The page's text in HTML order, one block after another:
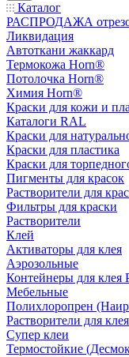
Каталог
РАСПРОДАЖА
Ликвидация
Автоткани жаккард
Термокожа Horn®
Потолочка Horn®
Химия Horn®
Краски для кожи и
Каталоги RAL
Краски для
Краски для пластика
Краски для
Пигменты для красок
Растворители для
Фильтры для краски
Растворители
Клей
Активаторы для клея
Аэрозольные
Контейнеры для клея
Мебельные
Полихлоропрен
Растворители для клея
Супер клеи
Термостойкие